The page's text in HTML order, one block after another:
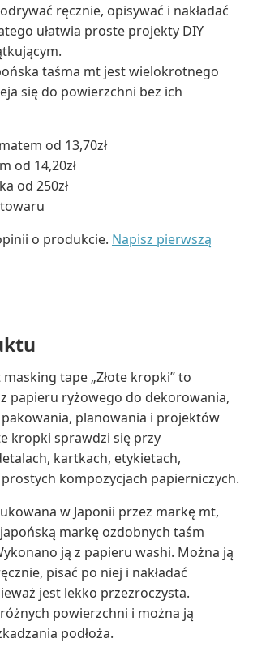
ręcznie, opisywać i nakładać
ułatwia proste projekty DIY
taśma mt jest wielokrotnego
się do powierzchni bez ich
od 13,70zł
od 14,20zł
od 250zł
o produkcie. Napisz pierwszą
tape „Złote kropki” to
papieru ryżowego do dekorowania,
planowania i projektów
kropki sprawdzi się przy
kartkach, etykietach,
kompozycjach papierniczych.
w Japonii przez markę mt,
markę ozdobnych taśm
ją z papieru washi. Można ją
pisać po niej i nakładać
jest lekko przezroczysta.
powierzchni i można ją
podłoża.